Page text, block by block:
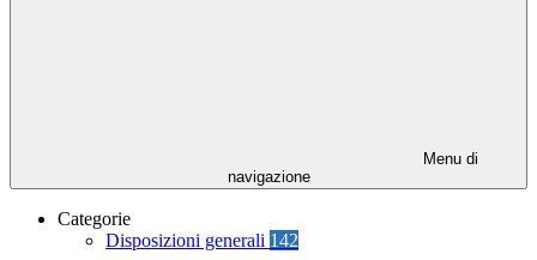
Menu di
navigazione
Categorie
Disposizioni generali 142